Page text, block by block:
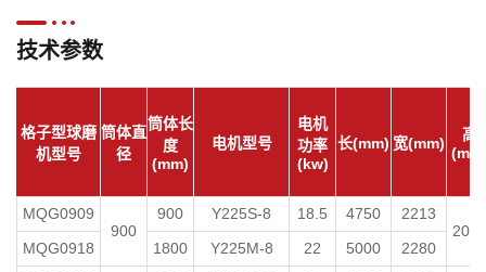
技术参数
格子型球磨
机型号
筒体直
径
筒体长
度
(mm)
电机型号
电机
功率
(kw)
长(mm) 宽(mm)
高
MQG0909
900
900 Y225S-8 18.5 4750
2213
2050
MQG0918
1800 Y225M-8 22 5000
2280